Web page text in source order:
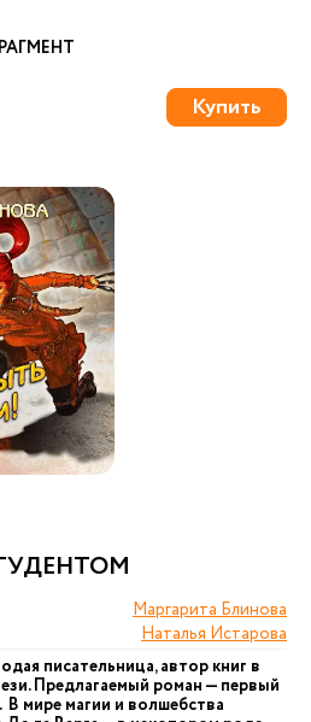
Купить
Маргарита Блинова
Наталья Истарова
писательница, автор книг в
Предлагаемый роман — первый
мире магии и волшебства